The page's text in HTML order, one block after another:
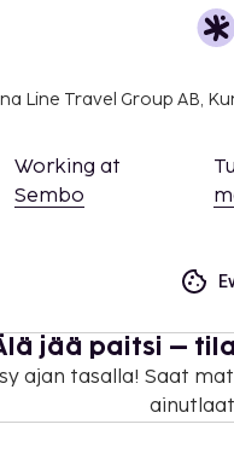
Line Travel Group AB,
Working at
Sembo
jää paitsi –
ajan tasalla! Saat